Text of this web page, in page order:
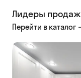
Лидеры продаж
Перейти в каталог